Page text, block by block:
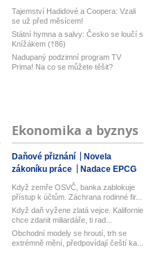
Tajemství Hadidové a Coopera: Vzali
se už před měsícem!
Státní hymna a salvy: Česko se loučí s
Knížákem (†86)
Nadupaný podzimní program TV
Prima! Na co se můžete těšit?
Ekonomika a byznys
Daňové přiznání
Novela
zákoníku práce
Nadace EPCG
Když zemře OSVČ, banka zablokuje
přístup k účtům. Záchrana rodinné fir...
Když daň vyžene zlatá vejce. Kalifornie
chce zdanit miliardáře, ti rad...
Obchodní modely se hroutí, trh se
extrémně mění, předpovídají čeští ka...